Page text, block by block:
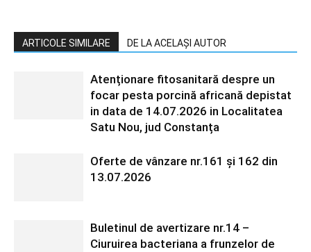
ARTICOLE SIMILARE DE LA ACELAȘI AUTOR
Atenționare fitosanitară despre un
focar pesta porcină africană depistat
in data de 14.07.2026 in Localitatea
Satu Nou, jud Constanța
Oferte de vânzare nr.161 și 162 din
13.07.2026
Buletinul de avertizare nr.14 –
Ciuruirea bacteriana a frunzelor de